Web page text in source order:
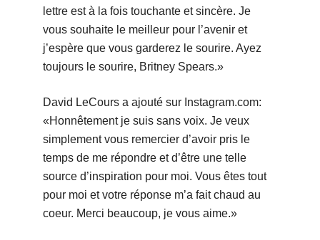
lettre est à la fois touchante et sincère. Je
vous souhaite le meilleur pour l’avenir et
j’espère que vous garderez le sourire. Ayez
toujours le sourire, Britney Spears.»
David LeCours a ajouté sur Instagram.com:
«Honnêtement je suis sans voix. Je veux
simplement vous remercier d’avoir pris le
temps de me répondre et d’être une telle
source d’inspiration pour moi. Vous êtes tout
pour moi et votre réponse m’a fait chaud au
coeur. Merci beaucoup, je vous aime.»